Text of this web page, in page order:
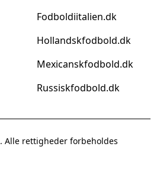
Fodboldiitalien.dk
Hollandskfodbold.dk
Mexicanskfodbold.dk
Russiskfodbold.dk
. Alle rettigheder forbeholdes